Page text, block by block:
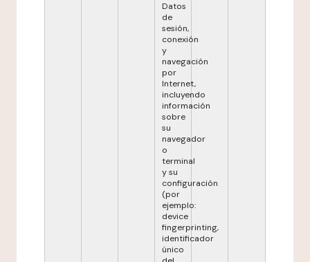
Datos
de
sesión,
conexión
y
navegación
por
Internet,
incluyendo
información
sobre
su
navegador
o
terminal
y su
configuración
(por
ejemplo:
device
fingerprinting,
identificador
único